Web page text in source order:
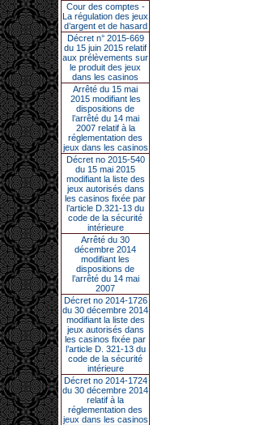
Cour des comptes -
La régulation des jeux
d’argent et de hasard
Décret n° 2015-669
du 15 juin 2015 relatif
aux prélèvements sur
le produit des jeux
dans les casinos
Arrêté du 15 mai
2015 modifiant les
dispositions de
l’arrêté du 14 mai
2007 relatif à la
réglementation des
jeux dans les casinos
Décret no 2015-540
du 15 mai 2015
modifiant la liste des
jeux autorisés dans
les casinos fixée par
l’article D.321-13 du
code de la sécurité
intérieure
Arrêté du 30
décembre 2014
modifiant les
dispositions de
l’arrêté du 14 mai
2007
Décret no 2014-1726
du 30 décembre 2014
modifiant la liste des
jeux autorisés dans
les casinos fixée par
l’article D. 321-13 du
code de la sécurité
intérieure
Décret no 2014-1724
du 30 décembre 2014
relatif à la
réglementation des
jeux dans les casinos